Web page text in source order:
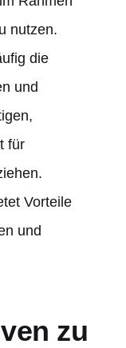
nutzen.
die
und
für
Vorteile
und
zu